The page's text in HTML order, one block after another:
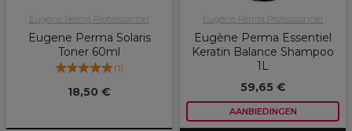
Eugène Perma Professionnel
Eugene Perma Solaris
Toner 60ml
(1)
18,50 €
Eugène Perma Professionnel
Eugène Perma Essentiel
Keratin Balance Shampoo
1L
59,65 €
AANBIEDINGEN